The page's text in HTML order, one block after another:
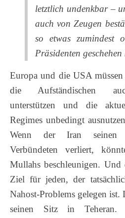
letztlich undenkbar –
auch von Zeugen
so etwas zumindest
Präsidenten
Europa und die USA
die Aufständischen
unterstützen und die
Regimes unbedingt
Wenn der Iran seinen
Verbündeten verliert,
Mullahs beschleunigen. Und
Ziel für jeden, der
Nahost-Problems gelegen ist.
seinen Sitz in